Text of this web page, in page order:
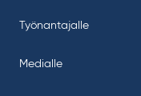
Työnantajalle
Medialle